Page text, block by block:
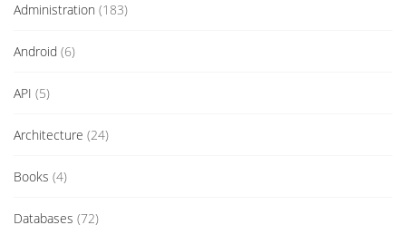
Administration (183)
Android (6)
API (5)
Architecture (24)
Books (4)
Databases (72)